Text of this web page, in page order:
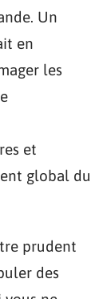
Un
en
les
et
global du
prudent
des